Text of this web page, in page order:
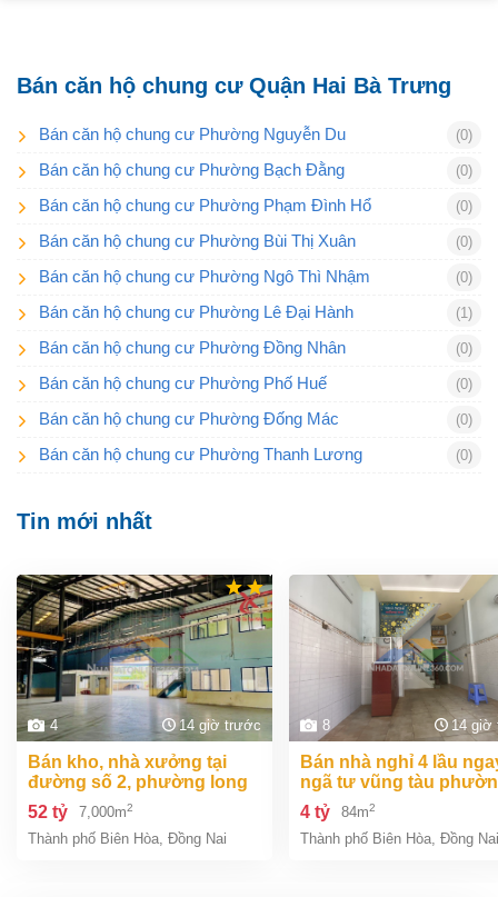
Bán căn hộ chung cư Quận Hai Bà Trưng
Bán căn hộ chung cư Phường Nguyễn Du (0)
Bán căn hộ chung cư Phường Bạch Đằng (0)
Bán căn hộ chung cư Phường Phạm Đình Hổ (0)
Bán căn hộ chung cư Phường Bùi Thị Xuân (0)
Bán căn hộ chung cư Phường Ngô Thì Nhậm (0)
Bán căn hộ chung cư Phường Lê Đại Hành (1)
Bán căn hộ chung cư Phường Đồng Nhân (0)
Bán căn hộ chung cư Phường Phố Huế (0)
Bán căn hộ chung cư Phường Đống Mác (0)
Bán căn hộ chung cư Phường Thanh Lương (0)
Tin mới nhất
4 14 giờ trước
bán kho, nhà xưởng tại
đường số 2, phường long
bình, thành phố biên hòa,
đồng nai giá 52 tỷ
52 tỷ 7,000m2
Thành phố Biên Hòa, Đồng Nai
8 14 giờ
bán nhà nghỉ 4 lầu ngay
ngã tư vũng tàu
an bình biên hòa đồng
giá chỉ 4 tỷ
4 tỷ 84m2
Thành phố Biên Hòa, Đồng Nai